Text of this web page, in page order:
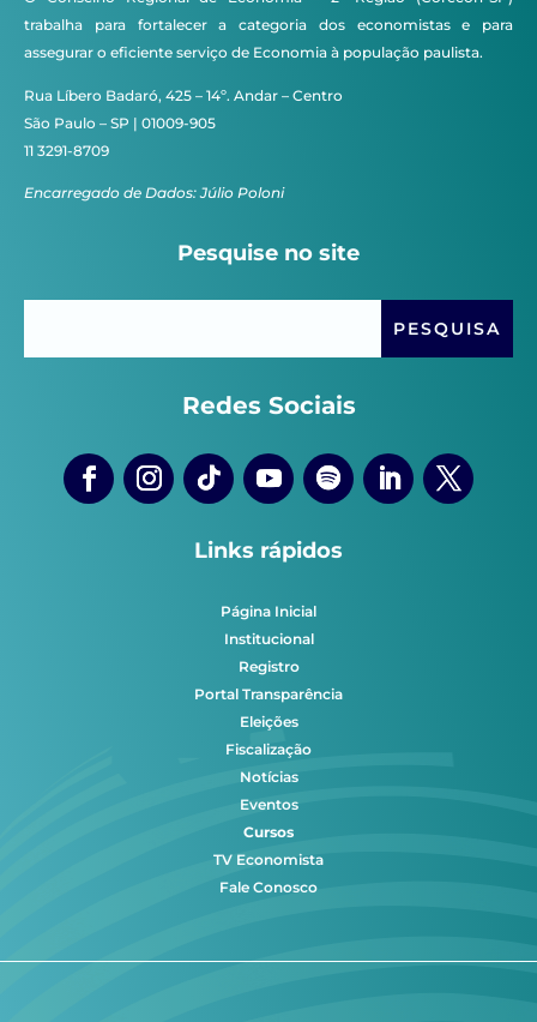
trabalha para fortalecer a categoria dos economistas e para
assegurar o eficiente serviço de Economia à população paulista.
Rua Líbero Badaró, 425 – 14º. Andar – Centro
São Paulo – SP | 01009-905
11 3291-8709
Encarregado de Dados: Júlio Poloni
Pesquise no site
Redes Sociais
Links rápidos
Página Inicial
Institucional
Registro
Portal Transparência
Eleições
Fiscalização
Notícias
Eventos
Cursos
TV Economista
Fale Conosco